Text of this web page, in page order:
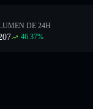
DE 24H
46.37%